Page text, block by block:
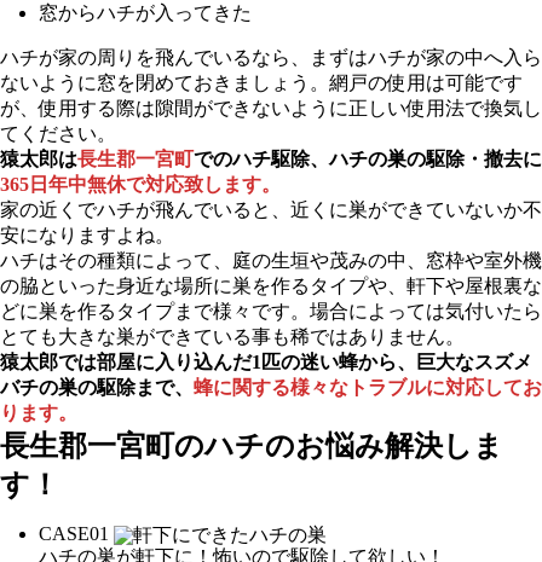
窓からハチが入ってきた
ハチが家の周りを飛んでいるなら、まずはハチが家の中へ入ら
ないように窓を閉めておきましょう。網戸の使用は可能です
が、使用する際は隙間ができないように正しい使用法で換気し
てください。
猿太郎は長生郡一宮町でのハチ駆除、ハチの巣の駆除・撤去に
365日年中無休で対応致します。
家の近くでハチが飛んでいると、近くに巣ができていないか不
安になりますよね。
ハチはその種類によって、庭の生垣や茂みの中、窓枠や室外機
の脇といった身近な場所に巣を作るタイプや、軒下や屋根裏な
どに巣を作るタイプまで様々です。場合によっては気付いたら
とても大きな巣ができている事も稀ではありません。
猿太郎では部屋に入り込んだ1匹の迷い蜂から、巨大なスズメ
バチの巣の駆除まで、 蜂に関する様々なトラブルに対応してお
ります。
長生郡一宮町のハチのお悩み解決しま
す！
CASE01
ハチの巣が軒下に！怖いので駆除して欲しい！